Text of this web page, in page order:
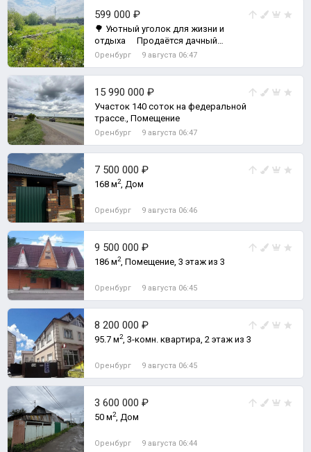
599 000 ₽
🌳 Уютный уголок для жизни и
отдыха Продаётся дачный
участок с домиком 7,8 соток в СНТ
Оренбург 9 августа 06:47
15 990 000 ₽
Участок 140 соток на федеральной
трассе., Помещение
Оренбург 9 августа 06:47
7 500 000 ₽
168 м2, Дом
Оренбург 9 августа 06:46
9 500 000 ₽
186 м2, Помещение, 3 этаж из 3
Оренбург 9 августа 06:45
8 200 000 ₽
95.7 м2, 3-комн. квартира, 2 этаж из 3
Оренбург 9 августа 06:45
3 600 000 ₽
50 м2, Дом
Оренбург 9 августа 06:44